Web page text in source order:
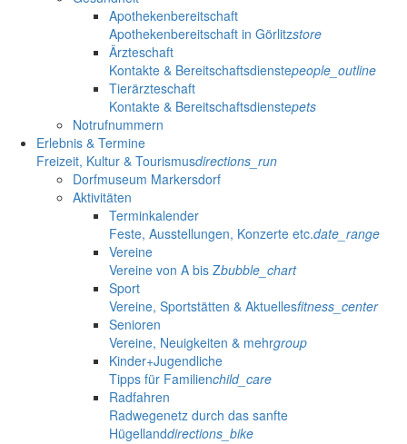
Apothekenbereitschaft
Apothekenbereitschaft in Görlitzstore
Ärzteschaft
Kontakte & Bereitschaftsdienstepeople_outline
Tierärzteschaft
Kontakte & Bereitschaftsdienstepets
Notrufnummern
Erlebnis & Termine
Freizeit, Kultur & Tourismusdirections_run
Dorfmuseum Markersdorf
Aktivitäten
Terminkalender
Feste, Ausstellungen, Konzerte etc.date_range
Vereine
Vereine von A bis Zbubble_chart
Sport
Vereine, Sportstätten & Aktuellesfitness_center
Senioren
Vereine, Neuigkeiten & mehrgroup
Kinder+Jugendliche
Tipps für Familienchild_care
Radfahren
Radwegenetz durch das sanfte
Hügellanddirections_bike